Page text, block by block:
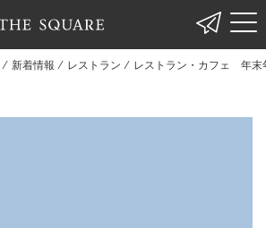
⁄ 新着情報 ⁄ レストラン ⁄ レストラン・カフェ 年末